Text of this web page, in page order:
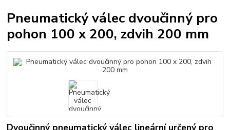
Pneumatický válec dvoučinný pro
pohon 100 x 200, zdvih 200 mm
Dvoučinný pneumatický válec lineární určený pro